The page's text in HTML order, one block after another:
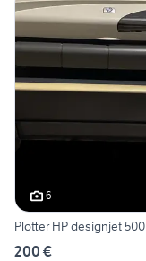
6
Plotter HP designjet 500
200 €